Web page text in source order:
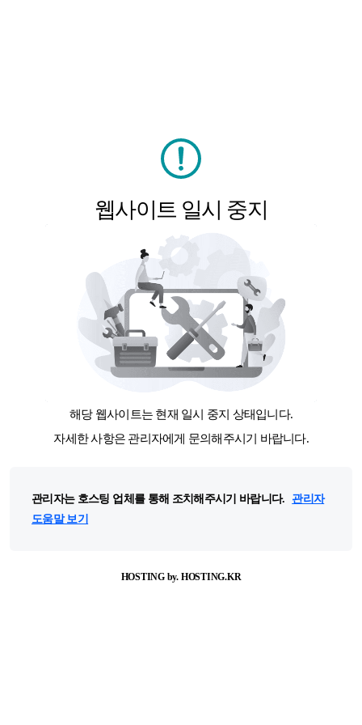
웹사이트 일시 중지
해당 웹사이트는 현재 일시 중지 상태입니다.
자세한 사항은 관리자에게 문의해주시기 바랍니다.
관리자는 호스팅 업체를 통해 조치해주시기 바랍니다.
관리자
도움말 보기
HOSTING by. HOSTING.KR